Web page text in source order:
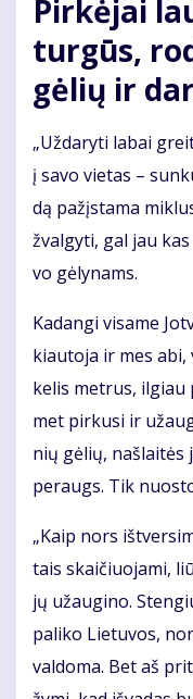
Pir­kė­jai
tur­gūs,
gė­lių ir
„Už­da­ry­ti la­bai
į sa­vo vie­tas –
dą pa­žįs­ta­ma
žval­gy­ti, gal jau
vo gė­ly­nams.
Ka­dan­gi vi­sa­me
kiau­to­ja ir mes
ke­lis met­rus,
met pir­ku­si ir
nių gė­lių,
per­augs. Tik
„Kaip nors
tais skai­čiuo­ja­mi,
jų už­au­gi­no.
pa­li­ko Lie­tu­vos,
val­do­ma. Bet aš